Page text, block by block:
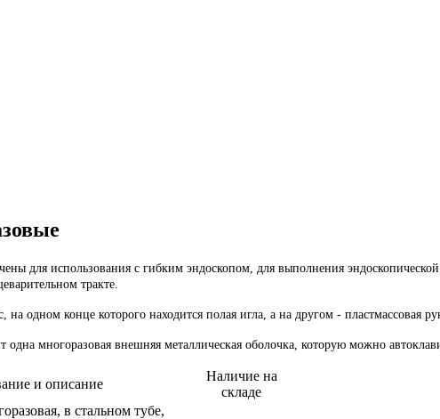
для использования с гибким эндоскопом, для выполнения
тракте.
на одном конце которого находится полая игла, а на другом - пластмассовая
многоразовая внешняя металлическая оболочка, которую можно
и описание
Наличие на
складе
в стальном тубе,